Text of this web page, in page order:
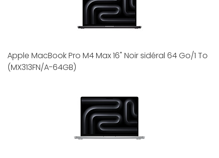
Apple MacBook Pro M4 Max 16" Noir sidéral 64 Go/1 To
(MX313FN/A-64GB)